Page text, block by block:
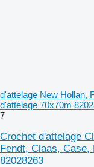
d'attelage New Hollan,
d'attelage 70x70m
7
Crochet d'attelage
Fendt, Claas, Case,
82028263